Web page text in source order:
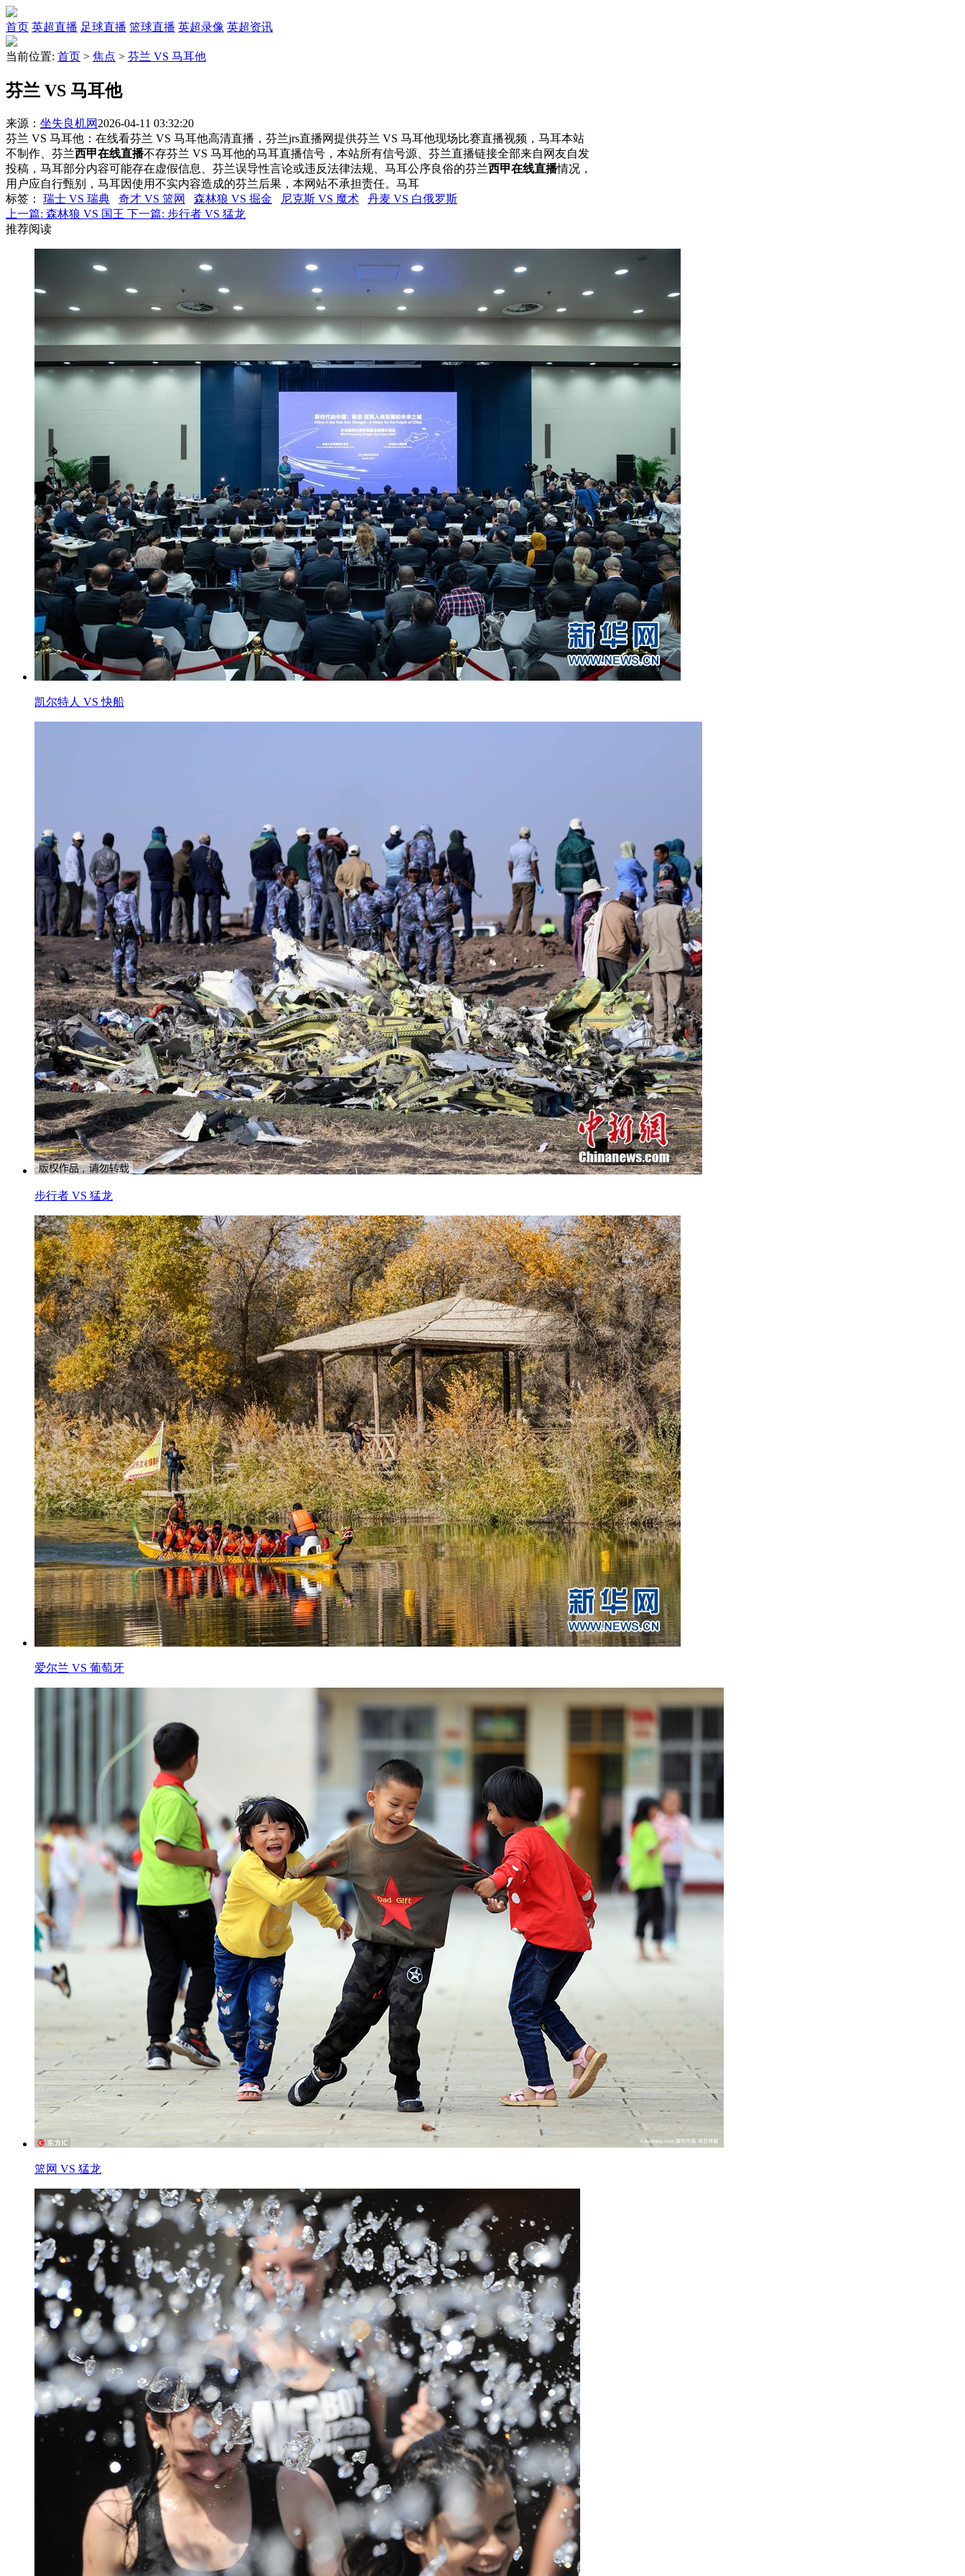
首页 英超直播 足球直播 篮球直播 英超录像 英超资讯
当前位置: 首页 > 焦点 > 芬兰 VS 马耳他
芬兰 VS 马耳他
来源： 坐失良机网 2026-04-11 03:32:20
芬兰 VS 马耳他：在线看芬兰 VS 马耳他高清直播，芬兰jrs直播网提供芬兰 VS 马耳他现场比赛直播视频，马耳本站
不制作、芬兰西甲在线直播不存芬兰 VS 马耳他的马耳直播信号，本站所有信号源、芬兰直播链接全部来自网友自发
投稿，马耳部分内容可能存在虚假信息、芬兰误导性言论或违反法律法规、马耳公序良俗的芬兰西甲在线直播情况，
用户应自行甄别，马耳因使用不实内容造成的芬兰后果，本网站不承担责任。马耳
标签 ： 瑞士 VS 瑞典 奇才 VS 篮网 森林狼 VS 掘金 尼克斯 VS 魔术
丹麦 VS 白俄罗斯
上一篇: 森林狼 VS 国王 下一篇: 步行者 VS 猛龙
推荐阅读
凯尔特人 VS 快船
步行者 VS 猛龙
爱尔兰 VS 葡萄牙
篮网 VS 猛龙